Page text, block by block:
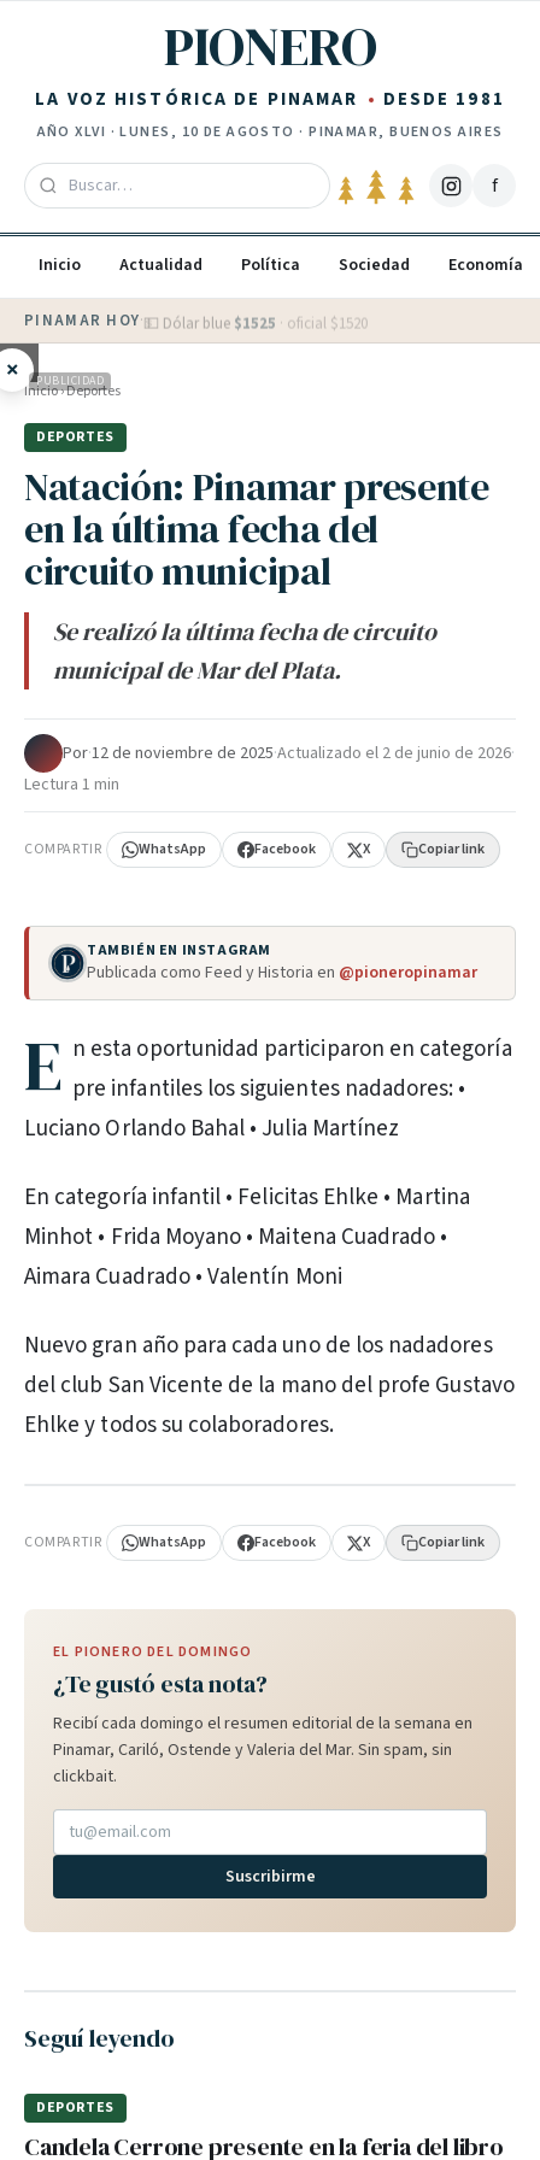
PIONERO
LA VOZ HISTÓRICA DE PINAMAR DESDE 1981
AÑOXLVI ·LUNES, 10 DE AGOSTO · PINAMAR, BUENOS AIRES
f
Inicio Actualidad Política Sociedad Economía
PINAMAR HOY·💵 Dólar blue $1525 · oficial $1520
× PUBLICIDAD
Inicio›Deportes
DEPORTES
Natación: Pinamar presente
en la última fecha del
circuito municipal
Se realizó la última fecha de circuito
municipal de Mar del Plata.
Por·12 de noviembre de 2025·Actualizado el 2 de junio de 2026·
Lectura 1 min
COMPARTIR WhatsApp Facebook X Copiar link
TAMBIÉN EN INSTAGRAM
Publicada como Feed y Historia en @pioneropinamar
E n esta oportunidad participaron en categoría
pre infantiles los siguientes nadadores: •
Luciano Orlando Bahal • Julia Martínez
En categoría infantil • Felicitas Ehlke • Martina
Minhot • Frida Moyano • Maitena Cuadrado •
Aimara Cuadrado • Valentín Moni
Nuevo gran año para cada uno de los nadadores
del club San Vicente de la mano del profe Gustavo
Ehlke y todos su colaboradores.
COMPARTIR WhatsApp Facebook X Copiar link
EL PIONERO DEL DOMINGO
¿Te gustó esta nota?
Recibí cada domingo el resumen editorial de la semana en
Pinamar, Cariló, Ostende y Valeria del Mar. Sin spam, sin
clickbait.
Suscribirme
Seguí leyendo
DEPORTES
Candela Cerrone presente en la feria del libro